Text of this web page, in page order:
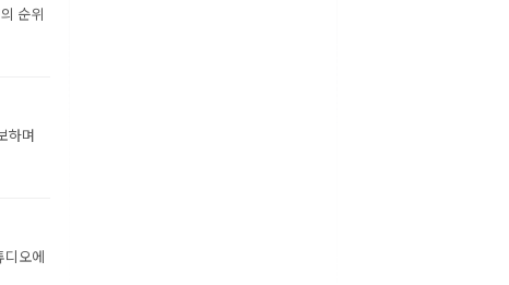
순위
하며
디오에